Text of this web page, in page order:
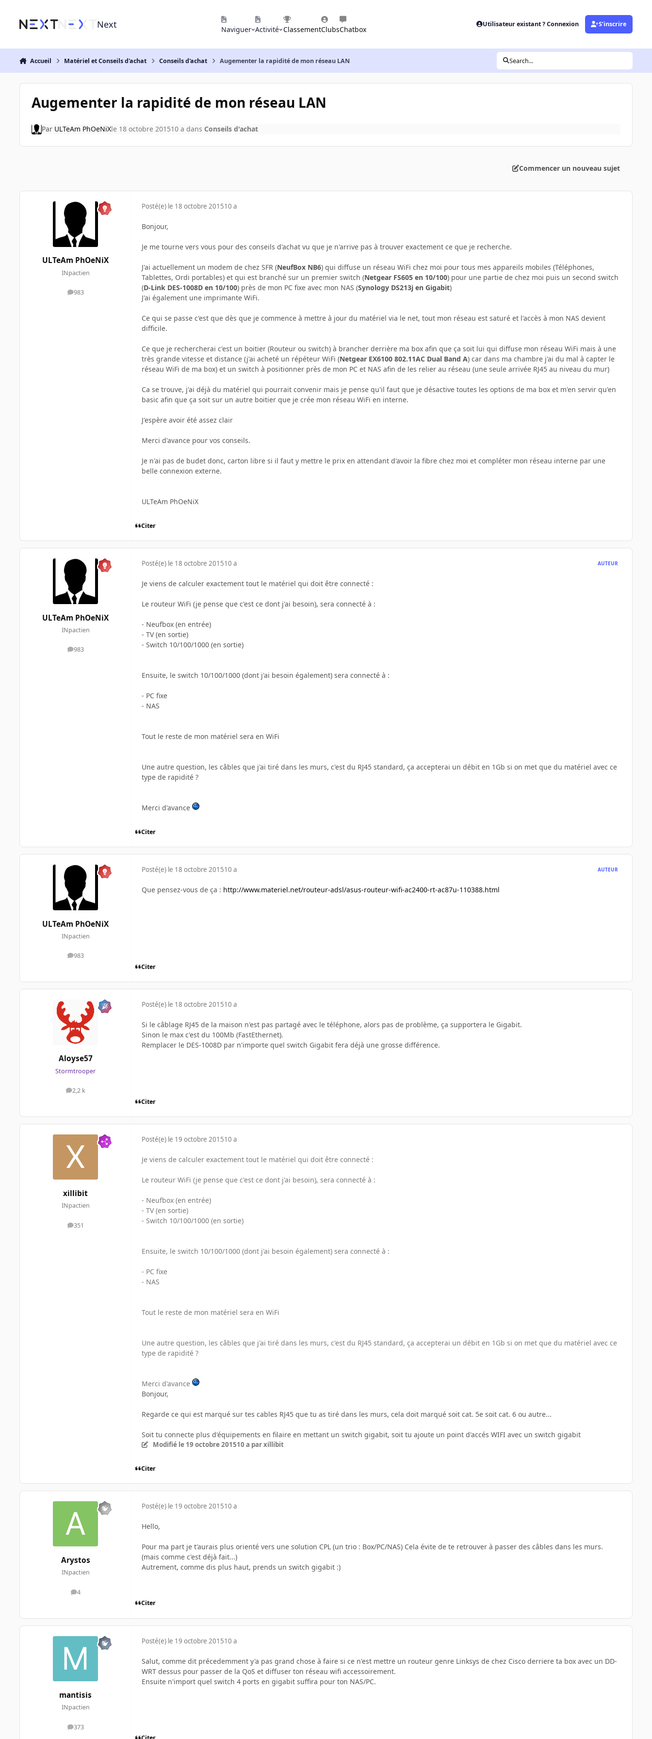
Next Naviguer Activité ClassementClubsChatbox
Utilisateur existant ? Connexion S’inscrire
Accueil Matériel et Conseils d'achat Conseils d'achat Augementer la rapidité de mon réseau LAN Search...
Augementer la rapidité de mon réseau LAN
Par ULTeAm PhOeNiXle 18 octobre 201510 a dans Conseils d'achat
Commencer un nouveau sujet
ULTeAm PhOeNiX
INpactien
983
messages
Posté(e) le 18 octobre 201510 a
Bonjour,
Je me tourne vers vous pour des conseils d'achat vu que je n'arrive pas à trouver exactement ce que je recherche.
J'ai actuellement un modem de chez SFR (NeufBox NB6) qui diffuse un réseau WiFi chez moi pour tous mes appareils mobiles (Téléphones,
Tablettes, Ordi portables) et qui est branché sur un premier switch (Netgear FS605 en 10/100) pour une partie de chez moi puis un second switch
(D-Link DES-1008D en 10/100) près de mon PC fixe avec mon NAS (Synology DS213j en Gigabit)
J'ai également une imprimante WiFi.
Ce qui se passe c'est que dès que je commence à mettre à jour du matériel via le net, tout mon réseau est saturé et l'accès à mon NAS devient
difficile.
Ce que je rechercherai c'est un boitier (Routeur ou switch) à brancher derrière ma box afin que ça soit lui qui diffuse mon réseau WiFi mais à une
très grande vitesse et distance (j'ai acheté un répéteur WiFi (Netgear EX6100 802.11AC Dual Band A) car dans ma chambre j'ai du mal à capter le
réseau WiFi de ma box) et un switch à positionner près de mon PC et NAS afin de les relier au réseau (une seule arrivée RJ45 au niveau du mur)
Ca se trouve, j'ai déjà du matériel qui pourrait convenir mais je pense qu'il faut que je désactive toutes les options de ma box et m'en servir qu'en
basic afin que ça soit sur un autre boitier que je crée mon réseau WiFi en interne.
J'espère avoir été assez clair
Merci d'avance pour vos conseils.
Je n'ai pas de budet donc, carton libre si il faut y mettre le prix en attendant d'avoir la fibre chez moi et compléter mon réseau interne par une
belle connexion externe.
ULTeAm PhOeNiX
Citer
ULTeAm PhOeNiX
INpactien
983
messages
Posté(e) le 18 octobre 201510 a AUTEUR
Je viens de calculer exactement tout le matériel qui doit être connecté :
Le routeur WiFi (je pense que c'est ce dont j'ai besoin), sera connecté à :
- Neufbox (en entrée)
- TV (en sortie)
- Switch 10/100/1000 (en sortie)
Ensuite, le switch 10/100/1000 (dont j'ai besoin également) sera connecté à :
- PC fixe
- NAS
Tout le reste de mon matériel sera en WiFi
Une autre question, les câbles que j'ai tiré dans les murs, c'est du RJ45 standard, ça accepterai un débit en 1Gb si on met que du matériel avec ce
type de rapidité ?
Merci d'avance
Citer
ULTeAm PhOeNiX
INpactien
983
messages
Posté(e) le 18 octobre 201510 a AUTEUR
Que pensez-vous de ça : http://www.materiel.net/routeur-adsl/asus-routeur-wifi-ac2400-rt-ac87u-110388.html
Citer
Aloyse57
Stormtrooper
2,2 k
messages
Posté(e) le 18 octobre 201510 a
Si le câblage RJ45 de la maison n'est pas partagé avec le téléphone, alors pas de problème, ça supportera le Gigabit.
Sinon le max c'est du 100Mb (FastEthernet).
Remplacer le DES-1008D par n'importe quel switch Gigabit fera déjà une grosse différence.
Citer
xillibit
INpactien
351
messages
Posté(e) le 19 octobre 201510 a
Je viens de calculer exactement tout le matériel qui doit être connecté :
Le routeur WiFi (je pense que c'est ce dont j'ai besoin), sera connecté à :
- Neufbox (en entrée)
- TV (en sortie)
- Switch 10/100/1000 (en sortie)
Ensuite, le switch 10/100/1000 (dont j'ai besoin également) sera connecté à :
- PC fixe
- NAS
Tout le reste de mon matériel sera en WiFi
Une autre question, les câbles que j'ai tiré dans les murs, c'est du RJ45 standard, ça accepterai un débit en 1Gb si on met que du matériel avec ce
type de rapidité ?
Merci d'avance
Bonjour,
Regarde ce qui est marqué sur tes cables RJ45 que tu as tiré dans les murs, cela doit marqué soit cat. 5e soit cat. 6 ou autre...
Soit tu connecte plus d'équipements en filaire en mettant un switch gigabit, soit tu ajoute un point d'accés WIFI avec un switch gigabit
Modifié le 19 octobre 201510 a par xillibit
Citer
Arystos
INpactien
4
messages
Posté(e) le 19 octobre 201510 a
Hello,
Pour ma part je t'aurais plus orienté vers une solution CPL (un trio : Box/PC/NAS) Cela évite de te retrouver à passer des câbles dans les murs.
(mais comme c'est déjà fait...)
Autrement, comme dis plus haut, prends un switch gigabit :)
Citer
mantisis
INpactien
373
messages
Posté(e) le 19 octobre 201510 a
Salut, comme dit précedemment y'a pas grand chose à faire si ce n'est mettre un routeur genre Linksys de chez Cisco derriere ta box avec un DD-
WRT dessus pour passer de la QoS et diffuser ton réseau wifi accessoirement.
Ensuite n'import quel switch 4 ports en gigabit suffira pour ton NAS/PC.